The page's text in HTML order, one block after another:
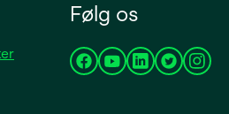
Følg os
opensopensopensopensopens